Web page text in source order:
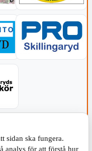
sidan ska fungera.
analys för att förstå hur